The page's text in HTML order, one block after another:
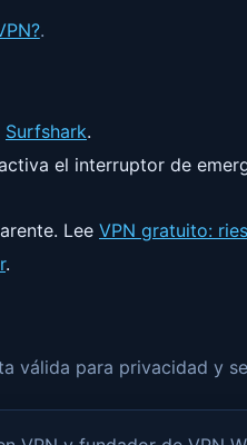
.
Surfshark.
el interruptor de
Lee VPN gratuito:
.
válida para privacidad y